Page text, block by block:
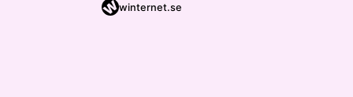
winternet.se